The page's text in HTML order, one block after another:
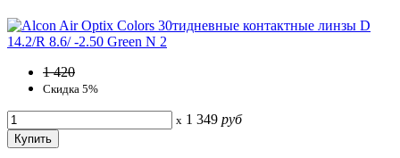
1 420
Скидка 5%
x 1 349 руб